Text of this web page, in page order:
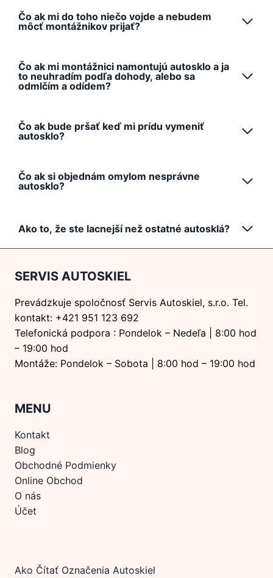
Čo ak mi do toho niečo vojde a nebudem
môcť montážnikov prijať?
Čo ak mi montážnici namontujú autosklo a ja
to neuhradím podľa dohody, alebo sa
odmlčím a odídem?
Čo ak bude pršať keď mi prídu vymeniť
autosklo?
Čo ak si objednám omylom nesprávne
autosklo?
Ako to, že ste lacnejší než ostatné autosklá?
SERVIS AUTOSKIEL
Prevádzkuje spoločnosť Servis Autoskiel, s.r.o. Tel.
kontakt: +421 951 123 692
Telefonická podpora : Pondelok – Nedeľa | 8:00 hod
– 19:00 hod
Montáže: Pondelok – Sobota | 8:00 hod – 19:00 hod
MENU
Kontakt
Blog
Obchodné Podmienky
Online Obchod
O nás
Účet
Ako Čítať Označenia Autoskiel